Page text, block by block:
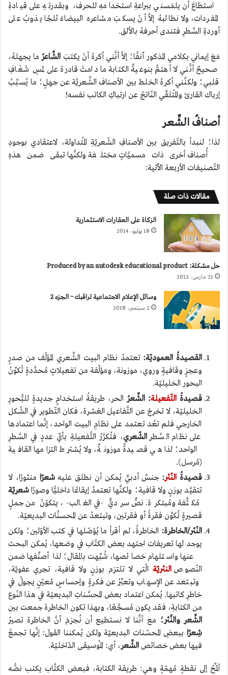
استطاعَ أن يلمَسني ببراعةِ استخدامهِ للحرف، وبقدرتهِ على قيادةِ
المفردات، ولا نطالبهُ إلاَّ أنْ يسكبَ مشاعره البيضاءَ ثلجًا يذوبُ على
أوردةِ السَّطرِ فتندى أحرفهُ بالألق.
مَعَ إيماني بكلامي المذكور آنفًا؛ إلاَّ أنَّني أكرهُ أنْ يكتبَ الشَّاعرُ ما يجهلهُ،
صحيحٌ أنَّني لا أهتمُّ بنوعيةِّ الكتابة ما دامتْ قادرة على لمسِ شَغَافِ
قلبي؛ ولكنَّني أكرهُ الخلط بين الأصناف الشِّعريَّة عن جهلٍ؛ ما يُسبِّبُ
إرباك القارئ والمُتلقّي النّاتجُ عن ارتباكِ الكاتب نفسه!
أصنافُ الشِّعر
لذا؛ لنبدأ بالتّفريق بين الأصنافِ الشّعريّةِ المُتداولة، لاعتقادي بوجودِ
أُصناف أخرى ذات مسميَّاتٍ مختلفة ولكنَّها تبقى ضمن هذهِ
التّصنيفات الأربعة الآتية:
مقالات ذات صلة
الزكاة على العقارات الاستثمارية
18 يوليو، 2014
حل مشكلة: Produced by an autodesk educational product
21 مارس، 2012
وسائل الإعلام الاجتماعية تراقبك ~ الجزء 2
2 سبتمبر، 2018
القصيدةُ العموديّة: تعتمدُ نظام البيت الشِّعري المؤلّف من صدرٍ
وعجزٍ وقافيةٍ وروي، موزونة، ومؤلّفة من تفعيلاتٍ مُحدَّدةٍ تُكوِّنُ
البحور الخليليّة.
قصيدةُ التّفعيلة: الشِّعرُالحر، طريقةُ استخدامٍ جديدةٍ للبُّحورِ
الخليليّة، لا تخرجْ عن التَّفاعيل العَشرة، فكان التّطوير في الشّكل
الخارجي فلم تعُد تعتمد على نظامِ البيت الواحد، إنَّما اعتمادها
على نظام السَّطرالشّعري، فتُكرَّرُ التَّفعيلةِ بأيِّ عددٍ في السَّطرِ
الواحد؛ لذا هي قصيدةٌ موزونةٌ، ولا يُشترط التزامها القافية
(مُرسل).
قصيدةُ النّثر: جنسٌ أدبيٍّ يُمكن أن نطلق عليهشعرًا منثورًا، لا
تتقيَّد بوزنٍ ولا قافية؛ ولكنَّها تعتمدُ إيقاعًا داخليًّا وصورًا شعريّة
مُكثَّفة ومُبتكرة. نصٌّ سرديٌّ -في الغالب-، يتكوّنُ من جملٍ
قصيرةٍ تُكوِّن فقرةً أو فقرتين، وتبتعدُ عن المحسنَّات البديعيّة.
النّثر/الخاطرة: الخاطرةُ، لم أقرأ ما يُؤصّلها في كتب الأوّلين؛ ولكن
يوجد لها تعريفات اجتهد بعض الكتّاب في وضعها، يُمكن البحث
عنها واستلهام خصائصها، شُبِّهت بالمقال؛ لذا أصنِّفها ضمن
النّصوصالنثريّة الّتي لا تلتزم بوزنٍ ولا قافية، تجري عفويّة،
وتبتعد عن الإسهاب وتعبِّرُ عن فكرةٍ وإحساسٍ مُعيّنٍ يجولُ في
خاطرِ كاتبها. يُمكن اعتماد بعض المحسَّناتِ البديعيّة في هذا النّوع
من الكتابةِ، فقد يكون مُسجَّعًا، وبهذا تكون الخاطرة جمعت بين
الشِّعر والنَّثر؛ مع أنَّنا لا نستطيع أن نُجزمَ أنَّ الخاطرة تصيرُ
شِعرًا ببعضِ المحسّنات البديعيّة ولكن يُمكننا القول: إنَّها تجمعُ
فيها بعض خصائص الشِّعر، أي: المُوسيقى الدّاخليّة.
ألمِّحُ إلى نقطةٍ مُهمّةٍ وهي: طريقة الكتابة، فبعض الكتَّاب يكتب نصُّه